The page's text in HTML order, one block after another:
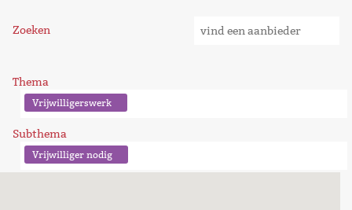
Zoeken
Thema
Vrijwilligerswerk
Subthema
Vrijwilliger nodig